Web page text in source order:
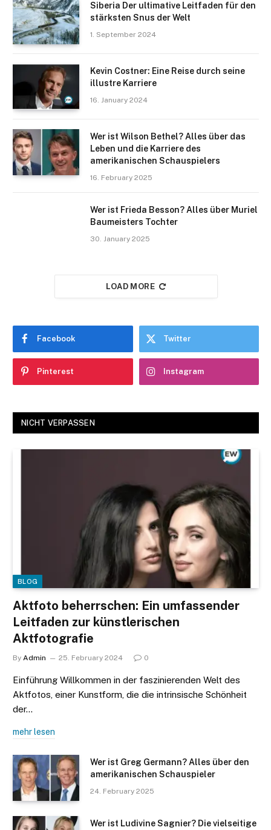
Siberia Der ultimative Leitfaden für den
stärksten Snus der Welt
1. September 2024
Kevin Costner: Eine Reise durch seine
illustre Karriere
16. January 2024
Wer ist Wilson Bethel? Alles über das
Leben und die Karriere des
amerikanischen Schauspielers
16. February 2025
Wer ist Frieda Besson? Alles über Muriel
Baumeisters Tochter
30. January 2025
LOAD MORE
Facebook Twitter
Pinterest Instagram
NICHT VERPASSEN
BLOG
Aktfoto beherrschen: Ein umfassender
Leitfaden zur künstlerischen
Aktfotografie
By Admin 25. February 2024 0
Einführung Willkommen in der faszinierenden Welt des
Aktfotos, einer Kunstform, die die intrinsische Schönheit
der…
mehr lesen
Wer ist Greg Germann? Alles über den
amerikanischen Schauspieler
24. February 2025
Wer ist Ludivine Sagnier? Die vielseitige